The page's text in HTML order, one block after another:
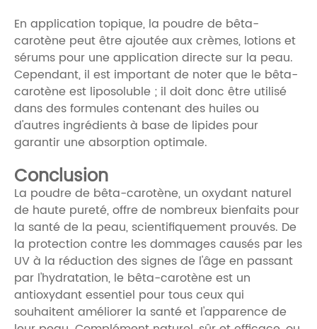
En application topique, la poudre de bêta-
carotène peut être ajoutée aux crèmes, lotions et
sérums pour une application directe sur la peau.
Cependant, il est important de noter que le bêta-
carotène est liposoluble ; il doit donc être utilisé
dans des formules contenant des huiles ou
d'autres ingrédients à base de lipides pour
garantir une absorption optimale.
Conclusion
La poudre de bêta-carotène, un oxydant naturel
de haute pureté, offre de nombreux bienfaits pour
la santé de la peau, scientifiquement prouvés. De
la protection contre les dommages causés par les
UV à la réduction des signes de l'âge en passant
par l'hydratation, le bêta-carotène est un
antioxydant essentiel pour tous ceux qui
souhaitent améliorer la santé et l'apparence de